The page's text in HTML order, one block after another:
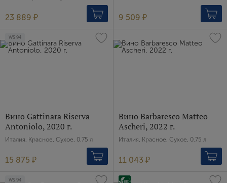
23 889 ₽ 9 509 ₽
WS 94
Вино Gattinara Riserva
Antoniolo, 2020 г.
Италия, Красное, Сухое, 0.75 л
15 875 ₽
Вино Barbaresco Matteo
Ascheri, 2022 г.
Италия, Красное, Сухое, 0.75 л
11 043 ₽
WS 94